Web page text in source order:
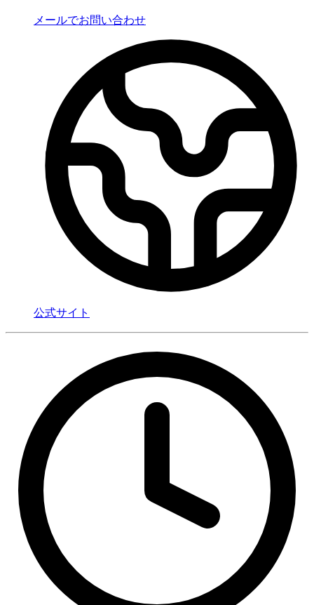
メールでお問い合わせ
公式サイト